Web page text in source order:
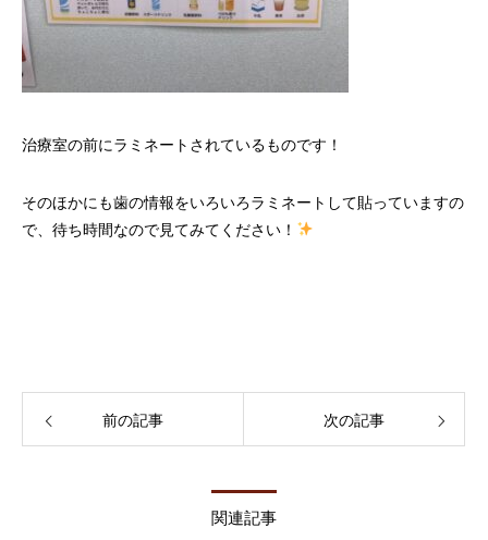
治療室の前にラミネートされているものです！
そのほかにも歯の情報をいろいろラミネートして貼っていますの
で、待ち時間なので見てみてください！
前の記事 次の記事
関連記事